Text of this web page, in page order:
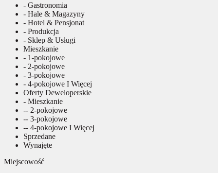
- Gastronomia
- Hale & Magazyny
- Hotel & Pensjonat
- Produkcja
- Sklep & Usługi
Mieszkanie
- 1-pokojowe
- 2-pokojowe
- 3-pokojowe
- 4-pokojowe I Więcej
Oferty Deweloperskie
- Mieszkanie
-- 2-pokojowe
-- 3-pokojowe
-- 4-pokojowe I Więcej
Sprzedane
Wynajęte
Miejscowość